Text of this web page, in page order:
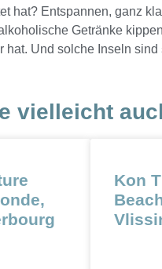
hat? Entspannen, ganz
Getränke
hat. Und solche Inseln
vielleicht
Kon